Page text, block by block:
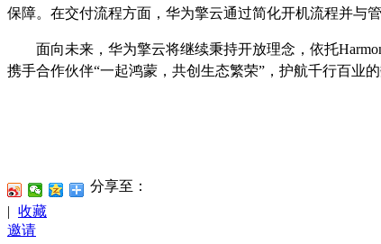
保障。在交付流程方面，华为擎云通过简化开机流程并与
面向未来，华为擎云将继续秉持开放理念，依托
携手合作伙伴“一起鸿蒙，共创生态繁荣”，护航千行百业的
分享至：
| 收藏
邀请